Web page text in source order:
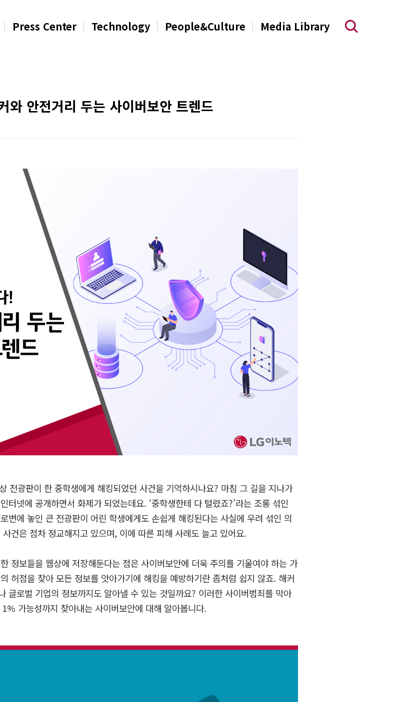
Press Center Technology People&Culture Media Library
와 안전거리 두는 사이버보안 트렌드
전광판이 한 중학생에게 해킹되었던 사건을 기억하시나요? 마침 그 길을 지나가
터넷에 공개하면서 화제가 되었는데요. ‘중학생한테 다 털렸죠?’라는 조롱 섞인
변에 놓인 큰 전광판이 어린 학생에게도 손쉽게 해킹된다는 사실에 우려 섞인 의
건은 점차 정교해지고 있으며, 이에 따른 피해 사례도 늘고 있어요.
정보들을 웹상에 저장해둔다는 점은 사이버보안에 더욱 주의를 기울여야 하는 가
허점을 찾아 모든 정보를 앗아가기에 해킹을 예방하기란 좀처럼 쉽지 않죠. 해커
글로벌 기업의 정보까지도 알아낼 수 있는 것일까요? 이러한 사이버범죄를 막아
1% 가능성까지 찾아내는 사이버보안에 대해 알아봅니다.